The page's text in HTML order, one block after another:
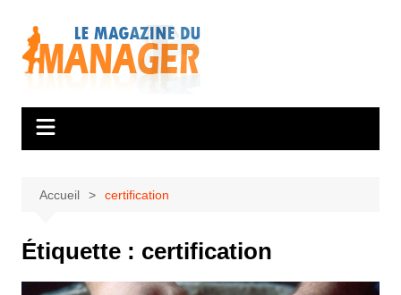
contenu
Accueil certification
Étiquette : certification